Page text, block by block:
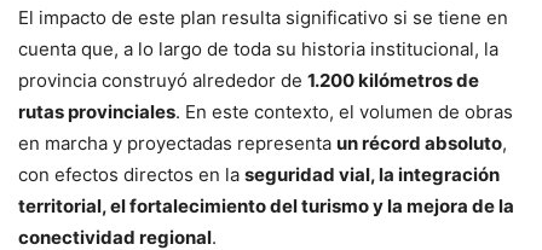
El impacto de este plan resulta significativo si se tiene en
cuenta que, a lo largo de toda su historia institucional, la
provincia construyó alrededor de 1.200 kilómetros de
rutas provinciales. En este contexto, el volumen de obras
en marcha y proyectadas representa un récord absoluto,
con efectos directos en la seguridad vial, la integración
territorial, el fortalecimiento del turismo y la mejora de la
conectividad regional.